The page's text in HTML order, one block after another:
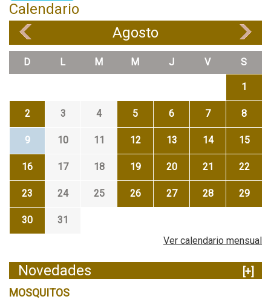
Calendario
Agosto
D L M M J V S
1
2 3 4 5 6 7 8
9 10 11 12 13 14 15
16 17 18 19 20 21 22
23 24 25 26 27 28 29
30
31
Ver calendario mensual
Novedades
[+]
MOSQUITOS